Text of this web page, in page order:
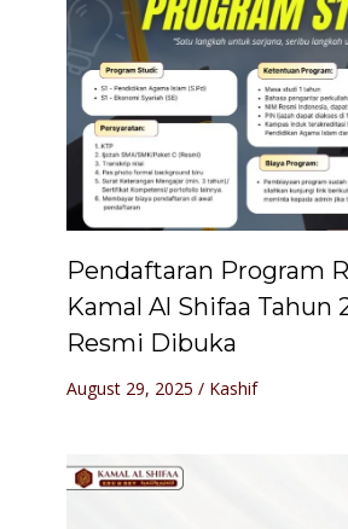
Pendaftaran Program
Kamal Al Shifaa Tahun
Resmi Dibuka
August 29, 2025 / Kashif